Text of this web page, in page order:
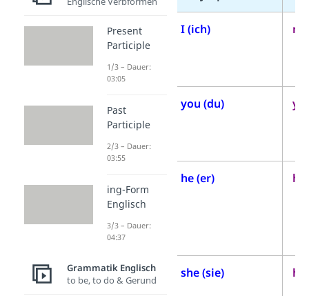
1.
Person
Singular
I (ich)
Person
Singular
you (du)
Person
männlich
he (er)
3.
she (sie)
Present
Participle
1/3 – Dauer:
03:05
Past
Participle
2/3 – Dauer:
03:55
ing-Form
Englisch
3/3 – Dauer:
04:37
Grammatik Englisch
to be, to do & Gerund